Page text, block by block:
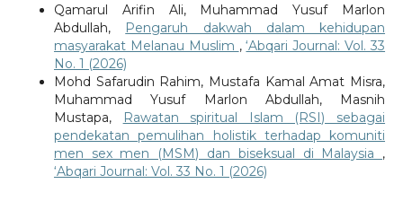
Qamarul Arifin Ali, Muhammad Yusuf Marlon
Abdullah, Pengaruh dakwah dalam kehidupan
masyarakat Melanau Muslim ,‘Abqari Journal: Vol. 33
No. 1 (2026)
Mohd Safarudin Rahim, Mustafa Kamal Amat Misra,
Muhammad Yusuf Marlon Abdullah, Masnih
Mustapa,
Rawatan spiritual Islam (RSI) sebagai
pendekatan pemulihan holistik terhadap komuniti
men sex men (MSM) dan biseksual di Malaysia ,
‘Abqari Journal: Vol. 33 No. 1 (2026)